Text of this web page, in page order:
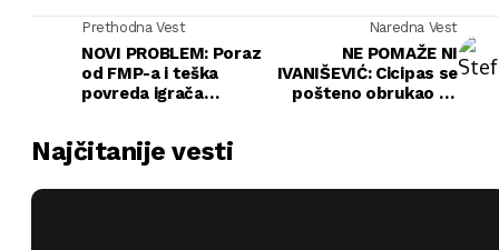
Prethodna Vest
NOVI PROBLEM: Poraz
od FMP-a i teška
povreda igrača
Naredna Vest
NE POMAŽE NI
IVANIŠEVIĆ: Cicipas se
pošteno obrukao sa
Najčitanije vesti